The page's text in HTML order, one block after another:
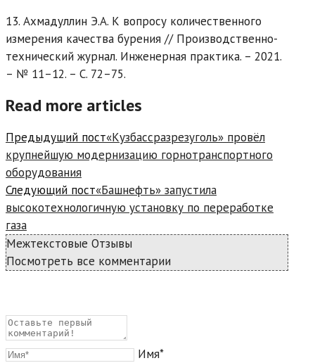
13. Ахмадуллин Э.А. К вопросу количественного
измерения качества бурения // Производственно-
технический журнал. Инженерная практика. – 2021.
– № 11–12. – С. 72–75.
Read more articles
Предыдущий пост«Кузбассразрезуголь» провёл
крупнейшую модернизацию горнотранспортного
оборудования
Следующий пост«Башнефть» запустила
высокотехнологичную установку по переработке
газа
Межтекстовые Отзывы
Посмотреть все комментарии
Имя*